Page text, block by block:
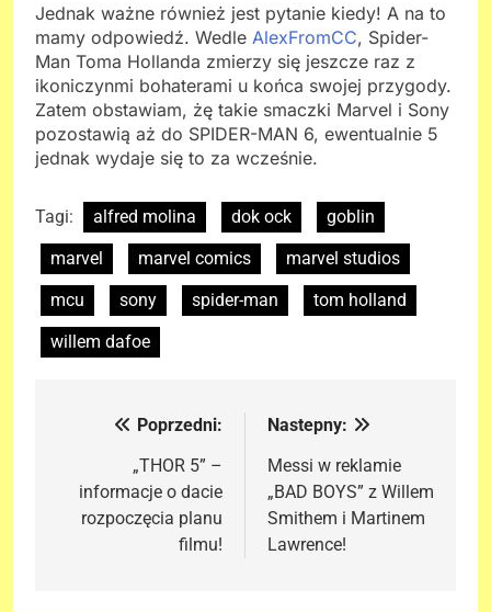
Jednak ważne również jest pytanie kiedy! A na to
mamy odpowiedź. Wedle AlexFromCC, Spider-
Man Toma Hollanda zmierzy się jeszcze raz z
ikoniczynmi bohaterami u końca swojej przygody.
Zatem obstawiam, żę takie smaczki Marvel i Sony
pozostawią aż do SPIDER-MAN 6, ewentualnie 5
jednak wydaje się to za wcześnie.
Tagi: alfred molina dok ock
goblin
marvel
marvel comics
marvel studios
mcu
sony spider-man
tom holland
willem dafoe
NawigacjaPoprzedni:
„THOR 5” –
informacje o dacie
rozpoczęcia planu
filmu!
Nastepny:
Messi w reklamie
„BAD BOYS” z Willem
Smithem i Martinem
Lawrence!